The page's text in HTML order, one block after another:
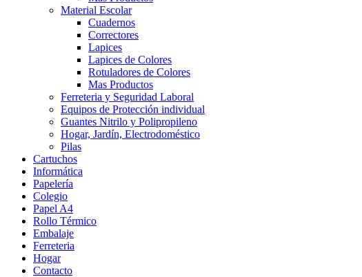
Material Escolar
Cuadernos
Correctores
Lapices
Lapices de Colores
Rotuladores de Colores
Mas Productos
Ferreteria y Seguridad Laboral
Equipos de Protección individual
Guantes Nitrilo y Polipropileno
Hogar, Jardín, Electrodoméstico
Pilas
Cartuchos
Informática
Papelería
Colegio
Papel A4
Rollo Térmico
Embalaje
Ferreteria
Hogar
Contacto